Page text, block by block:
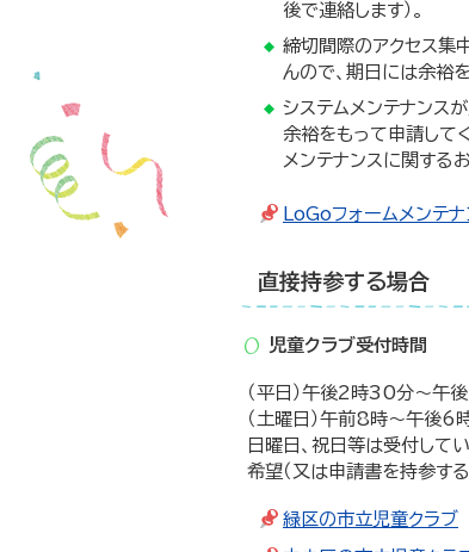
後で連絡します）。
締切間際のアクセス集
んので、期日には余裕
システムメンテナンス
余裕をもって申請して
メンテナンスに関する
LoGoフォームメンテ
直接持参する場合
児童クラブ受付時間
（平日）午後2時30分～午
（土曜日）午前8時～午後6
日曜日、祝日等は受付して
希望（又は申請書を持参す
緑区の市立児童クラブ